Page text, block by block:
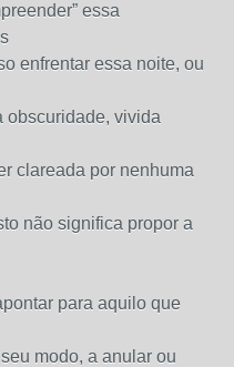
essa
enfrentar essa noite, ou
obscuridade, vivida
clareada por nenhuma
não significa propor a
para aquilo que
modo, a anular ou